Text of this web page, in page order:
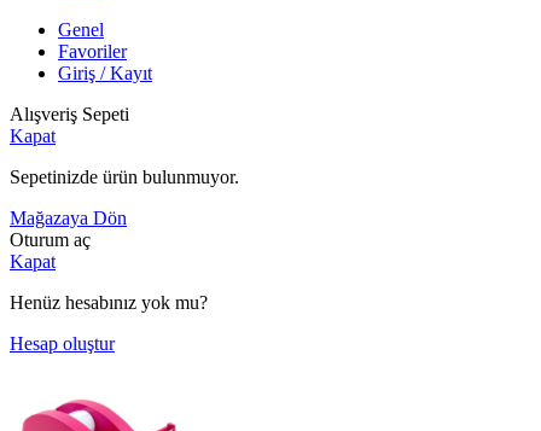
Genel
Favoriler
Giriş / Kayıt
Alışveriş Sepeti
Kapat
Sepetinizde ürün bulunmuyor.
Mağazaya Dön
Oturum aç
Kapat
Henüz hesabınız yok mu?
Hesap oluştur